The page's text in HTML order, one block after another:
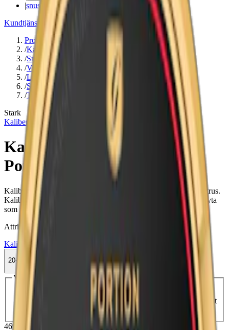
|snuskuriren
Kundtjänst
Varumärken
Produkter
/Kaliber
/Snus
/Vit Portion
/Large
/Stark
/Traditionell
Stark
Kaliber
Kaliber Plus Stark White
Portion
Kaliber Plus Vit har traditionell smak av snus med tobak och citrus.
Kaliber + Vit har stora prillor med 11,7 mg. nikotin och en torr yta
som rinner mindre. OBS! Ny design på dosan.
Attribut
Kaliber
Large
20-pack
469,80 kr
Köp
Välj antal dosor
1-pack
29,90 kr /st 10-pack 24,99 kr
20-pack
23,49 kr /st 30-pack 24,88 kr
/st
50-pack
24,58 kr/st
469,80 kr